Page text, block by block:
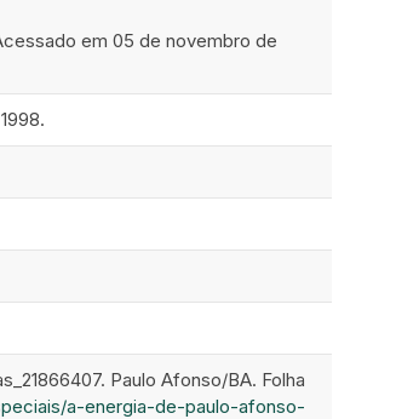
em 05 de novembro de
Paulo Afonso/BA. Folha
a-energia-de-paulo-afonso-